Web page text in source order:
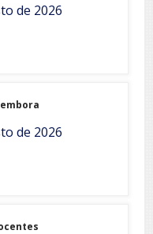
de 2026
de 2026